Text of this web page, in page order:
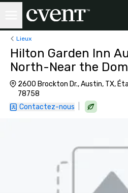
Lieux
Hilton Garden Inn
North-Near the
2600 Brockton Dr., Austin, TX,
78758
Contactez-nous